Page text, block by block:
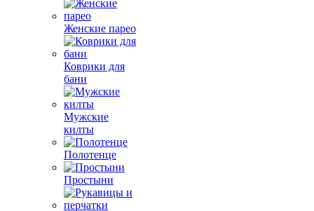
Женские парео
Коврики для
бани
Мужские
килты
Полотенце
Простыни